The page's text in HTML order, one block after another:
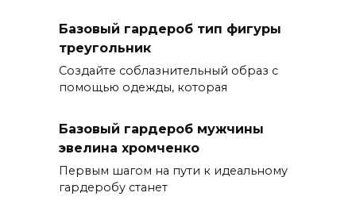
Базовый гардероб тип фигуры
треугольник
Создайте соблазнительный образ с
помощью одежды, которая
Базовый гардероб мужчины
эвелина хромченко
Первым шагом на пути к идеальному
гардеробу станет